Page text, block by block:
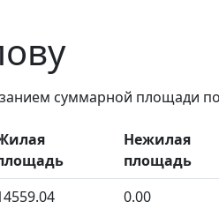
суммарной площади
Нежилая
площадь
0.00